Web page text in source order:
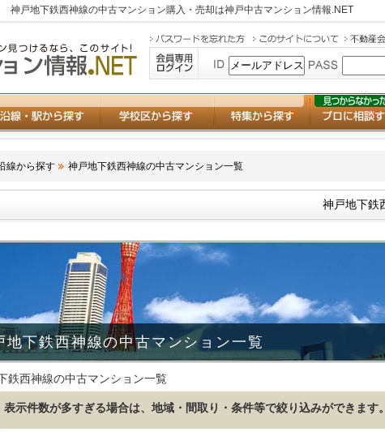
神戸地下鉄西神線の中古マンション購入・売却は神戸中古マンション情報.NET
線から探す 神戸地下鉄西神線の中古マンション一覧
神戸地下鉄
地下鉄西神線の中古マンション一覧
鉄西神線の中古マンション一覧
表示件数が多すぎる場合は、地域・間取り・条件等で絞り込みができます。